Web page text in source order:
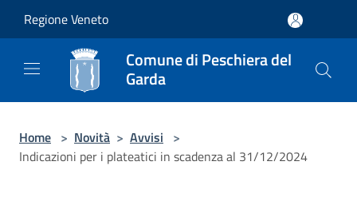
Regione Veneto
Comune di Peschiera del
Garda
Home > Novità > Avvisi >
Indicazioni per i plateatici in scadenza al 31/12/2024